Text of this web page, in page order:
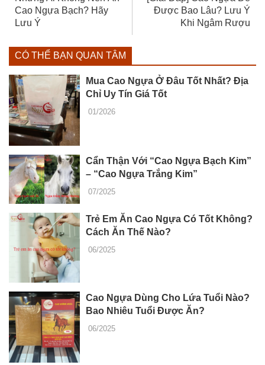
Cao Ngựa Bạch? Hãy
Lưu Ý
Được Bao Lâu? Lưu Ý
Khi Ngâm Rượu
CÓ THỂ BẠN QUAN TÂM
Mua Cao Ngựa Ở Đâu Tốt Nhất? Địa
Chỉ Uy Tín Giá Tốt
01/2026
Cẩn Thận Với “Cao Ngựa Bạch Kim”
– “Cao Ngựa Trắng Kim”
07/2025
Trẻ Em Ăn Cao Ngựa Có Tốt Không?
Cách Ăn Thế Nào?
06/2025
Cao Ngựa Dùng Cho Lứa Tuổi Nào?
Bao Nhiêu Tuổi Được Ăn?
06/2025